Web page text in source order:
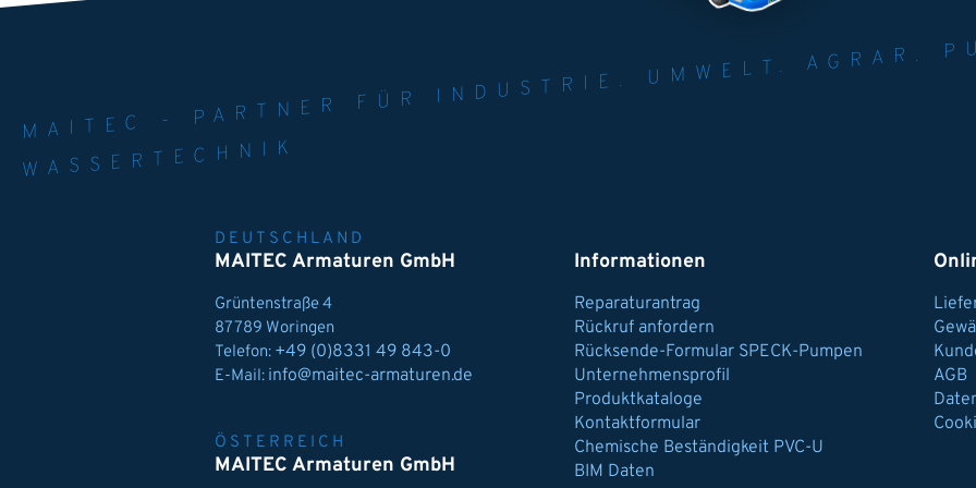
MAITEC - PARTNER FÜR
WELT. AGRAR.
MPEN
WASSERTECHNIK
DEUTSCHLAND
MAITEC Armaturen GmbH
Grüntenstraße 4
87789 Woringen
Telefon: +49 (0)8331 49 843-0
E-Mail: info@maitec-armaturen.de
ÖSTERREICH
MAITEC Armaturen GmbH
Informationen
Reparaturantrag
Rückruf anfordern
Rücksende-Formular SPECK-Pumpen
Unternehmensprofil
Produktkataloge
Kontaktformular
Chemische Beständigkeit PVC-U
BIM Daten
AGB